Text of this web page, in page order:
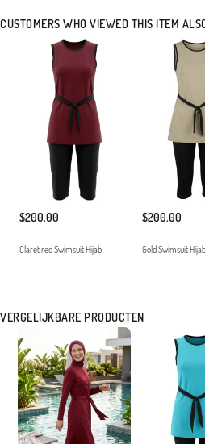
aksesuarlarla tamamlayarak stilinizi plajlara
38, Boy 177 cm, Göğüs 90 cm, Bel 70 cm, Basen
Made in Türkiye
CUSTOMERS WHO VIEWED THIS ITEM
$200.00
Claret red Swimsuit Hijab
$200.00
Gold Swimsuit Hijab
VERGELIJKBARE PRODUCTEN